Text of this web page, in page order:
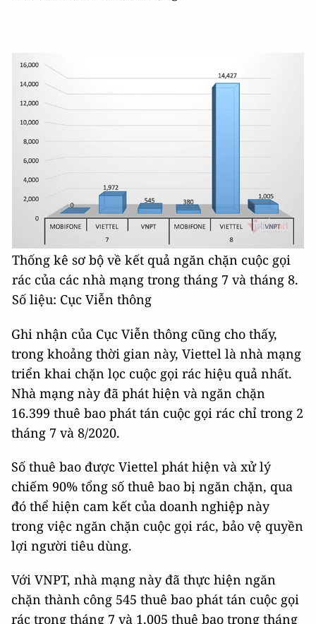
Thống kê sơ bộ về kết quả ngăn chặn cuộc gọi
rác của các nhà mạng trong tháng 7 và tháng 8.
Số liệu: Cục Viễn thông
Ghi nhận của Cục Viễn thông cũng cho thấy,
trong khoảng thời gian này, Viettel là nhà mạng
triển khai chặn lọc cuộc gọi rác hiệu quả nhất.
Nhà mạng này đã phát hiện và ngăn chặn
16.399 thuê bao phát tán cuộc gọi rác chỉ trong 2
tháng 7 và 8/2020.
Số thuê bao được Viettel phát hiện và xử lý
chiếm 90% tổng số thuê bao bị ngăn chặn, qua
đó thể hiện cam kết của doanh nghiệp này
trong việc ngăn chặn cuộc gọi rác, bảo vệ quyền
lợi người tiêu dùng.
Với VNPT, nhà mạng này đã thực hiện ngăn
chặn thành công 545 thuê bao phát tán cuộc gọi
rác trong tháng 7 và 1.005 thuê bao trong tháng